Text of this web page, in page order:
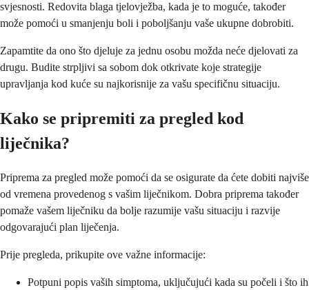
svjesnosti. Redovita blaga tjelovježba, kada je to moguće, također
može pomoći u smanjenju boli i poboljšanju vaše ukupne dobrobiti.
Zapamtite da ono što djeluje za jednu osobu možda neće djelovati za
drugu. Budite strpljivi sa sobom dok otkrivate koje strategije
upravljanja kod kuće su najkorisnije za vašu specifičnu situaciju.
Kako se pripremiti za pregled kod
liječnika?
Priprema za pregled može pomoći da se osigurate da ćete dobiti najviše
od vremena provedenog s vašim liječnikom. Dobra priprema također
pomaže vašem liječniku da bolje razumije vašu situaciju i razvije
odgovarajući plan liječenja.
Prije pregleda, prikupite ove važne informacije:
Potpuni popis vaših simptoma, uključujući kada su počeli i što ih